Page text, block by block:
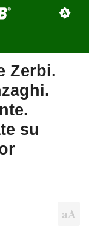
Zerbi.
su